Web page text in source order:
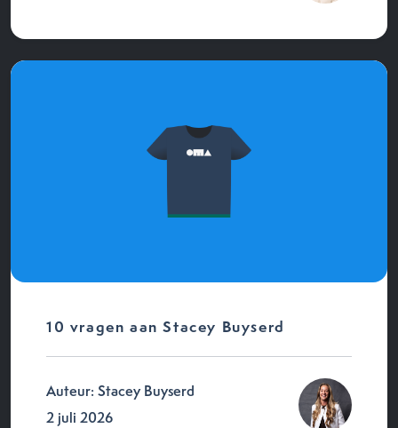
10 vragen aan Stacey Buyserd
Auteur: Stacey Buyserd
2 juli 2026